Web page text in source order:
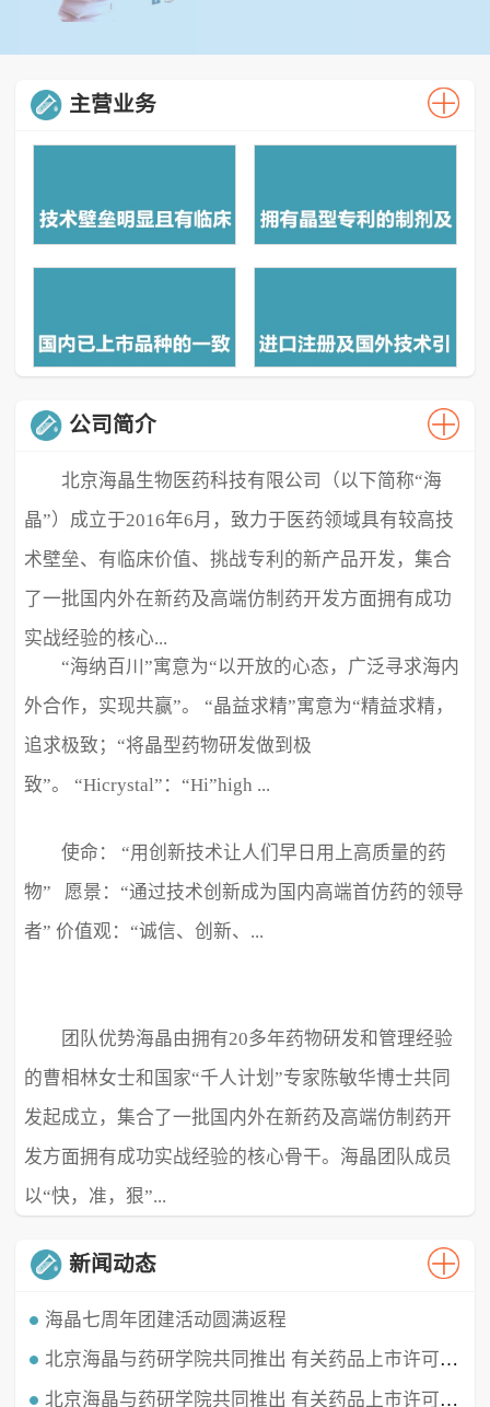
主营业务
公司简介
北京海晶生物医药科技有限公司（以下简称“海
晶”）成立于2016年6月，致力于医药领域具有较高技
术壁垒、有临床价值、挑战专利的新产品开发，集合
了一批国内外在新药及高端仿制药开发方面拥有成功
实战经验的核心...
“海纳百川”寓意为“以开放的心态，广泛寻求海内
外合作，实现共赢”。 “晶益求精”寓意为“精益求精，
追求极致；“将晶型药物研发做到极
致”。 “Hicrystal”：“Hi”high ...
使命： “用创新技术让人们早日用上高质量的药
物” 愿景：“通过技术创新成为国内高端首仿药的领导
者” 价值观：“诚信、创新、...
极致、超越” ...
团队优势海晶由拥有20多年药物研发和管理经验
的曹相林女士和国家“千人计划”专家陈敏华博士共同
发起成立，集合了一批国内外在新药及高端仿制药开
发方面拥有成功实战经验的核心骨干。海晶团队成员
以“快，准，狠”...
新闻动态
海晶七周年团建活动圆满返程
时光穿梭，白驹过隙，海晶已经七周岁啦！这七年我们携手同行，履践致远，砥砺深耕。值此海晶周年庆典之北京海晶与药研学院共同推出 有关药品上市许可持有人（MAH）的直播课程
北京海晶生物医药科技有限公司董事长兼总经理曹相林女士再次受邀做客药研学院直播间，对药品上市许可持有
北京海晶与药研学院共同推出 有关药品上市许可持有人（MAH）的直播课程